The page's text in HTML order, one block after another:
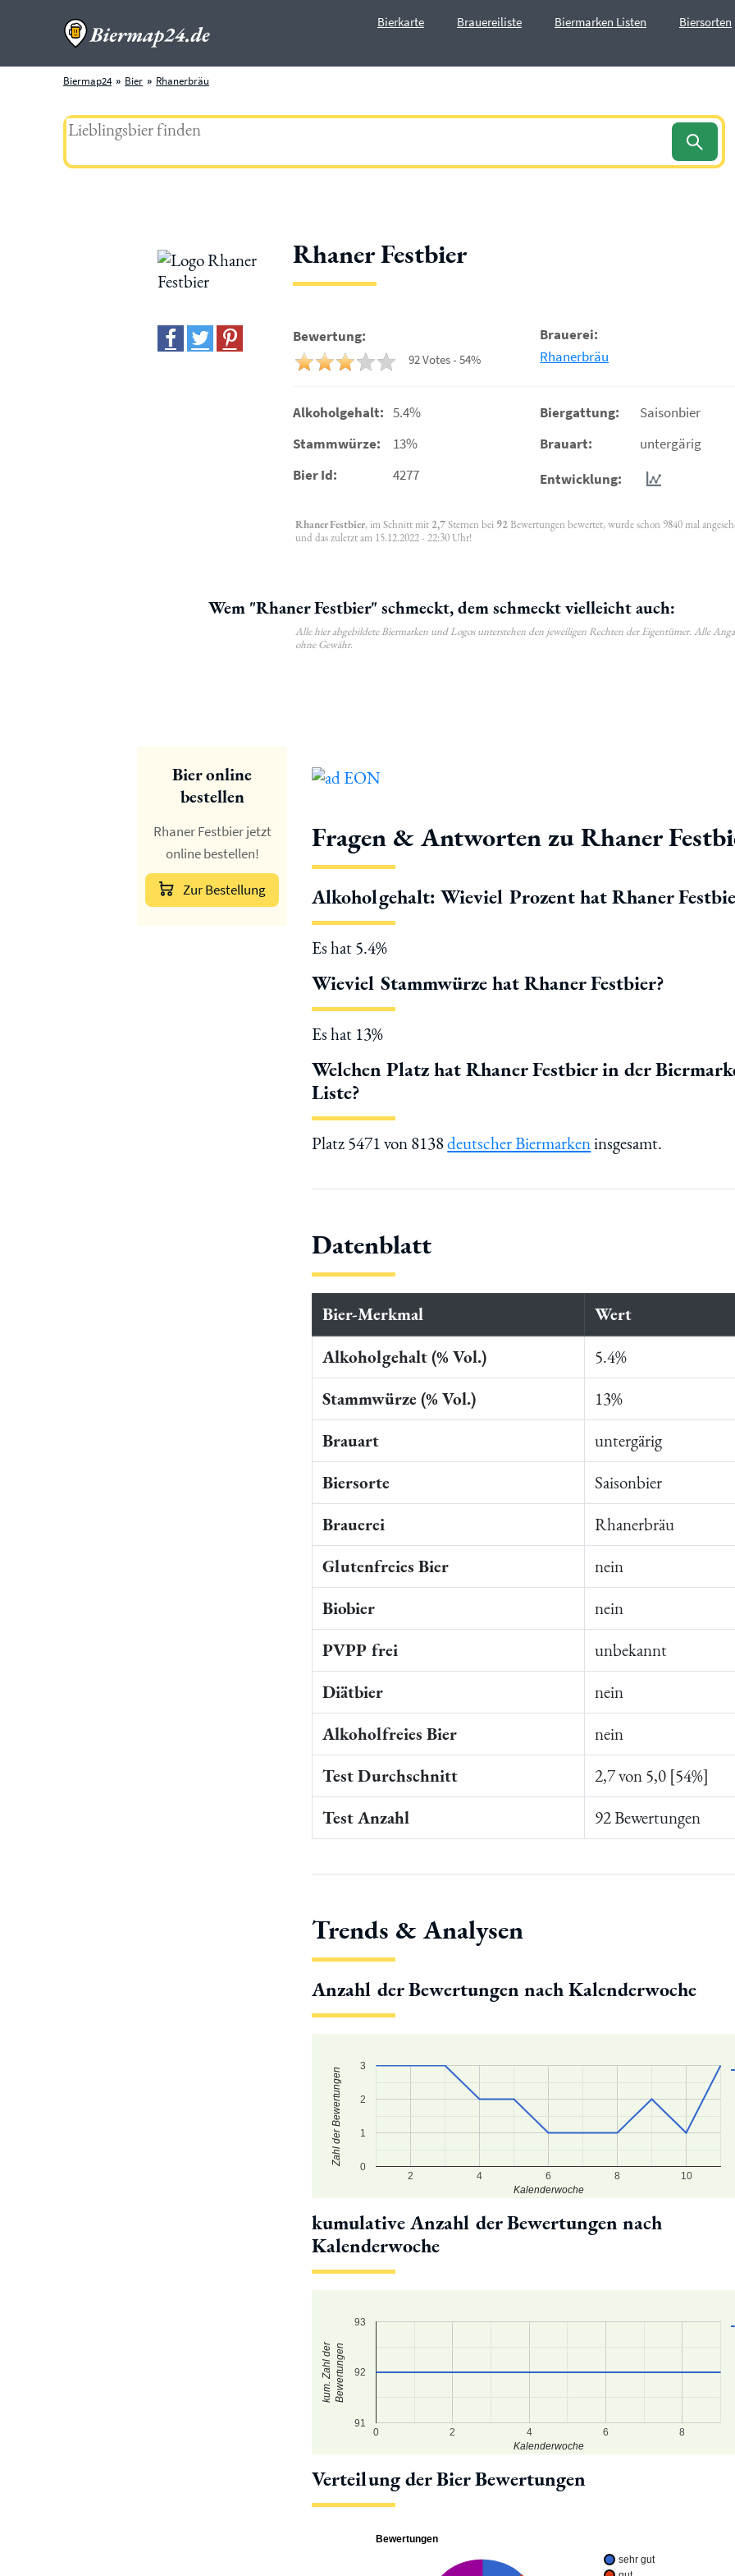
Bierkarte Brauereiliste Biermarken Listen Biersorten
Biermap24 Bier Rhanerbräu
Rhaner Festbier
Bewertung:
92 Votes - 54%
Brauerei:
Rhanerbräu
Alkoholgehalt: 5.4%
Stammwürze:
13%
Bier Id:
4277
Biergattung:
Saisonbier
Brauart:
untergärig
Entwicklung:
Rhaner Festbier, im Schnitt mit 2,7Sternen bei 92Bewertungen bewertet, wurde schon 9840 mal
und das zuletzt am 15.12.2022 - 22:30 Uhr!
Wem "Rhaner Festbier" schmeckt, dem schmeckt vielleicht auch:
Alle hier abgebildete Biermarken und Logos unterstehen den jeweiligen Rechten der Eigentümer. Alle
ohne Gewähr.
Bier online
bestellen
Rhaner Festbier jetzt
online bestellen!
Zur Bestellung
Fragen & Antworten zu Rhaner
Alkoholgehalt: Wieviel Prozent hat Rhaner
Es hat 5.4%
Wieviel Stammwürze hat Rhaner Festbier?
Es hat 13%
Welchen Platz hat Rhaner Festbier in der
Liste?
Platz 5471 von 8138deutscher Biermarkeninsgesamt.
Datenblatt
Bier-Merkmal
Wert
Alkoholgehalt (% Vol.)
5.4%
Stammwürze (% Vol.)
13%
Brauart
untergärig
Biersorte
Saisonbier
Brauerei
Rhanerbräu
Glutenfreies Bier
nein
Biobier
nein
PVPP frei
unbekannt
Diätbier
nein
Alkoholfreies Bier
nein
Test Durchschnitt
2,7 von 5,0 [54%]
Test Anzahl
92 Bewertungen
Trends & Analysen
Anzahl der Bewertungen nach Kalenderwoche
2 4 6 8 10
0
1
2
3
Kalenderwoche
Zahl der Bewertungen
kumulative Anzahl der Bewertungen nach
Kalenderwoche
0 2 4 6 8
91
92
93
Kalenderwoche
kum. Zahl derBewertungen
Verteilung der Bier Bewertungen
Bewertungen
sehr gut